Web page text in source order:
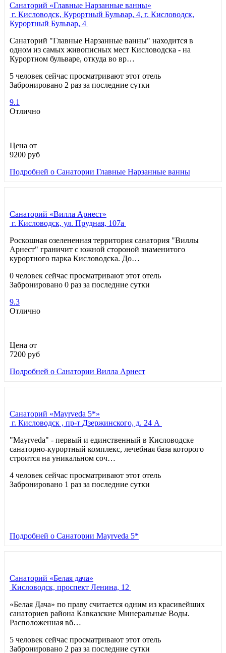
Санаторий «Главные Нарзанные ванны»
г. Кисловодск, Курортный Бульвар, 4, г. Кисловодск,
Курортный Бульвар, 4
Санаторий "Главные Нарзанные ванны" находится в
одном из самых живописных мест Кисловодска - на
Курортном бульваре, откуда во вр…
5 человек сейчас просматривают этот отель
Забронировано 2 раз за последние сутки
9.1
Отлично
Цена от
9200 руб
Подробней о Санатории Главные Нарзанные ванны
Санаторий «Вилла Арнест»
г. Кисловодск, ул. Прудная, 107а
Роскошная озелененная территория санатория "Виллы
Арнест" граничит с южной стороной знаменитого
курортного парка Кисловодска. До…
0 человек сейчас просматривают этот отель
Забронировано 0 раз за последние сутки
9.3
Отлично
Цена от
7200 руб
Подробней о Санатории Вилла Арнест
Санаторий «Mayrveda 5*»
г. Кисловодск , пр-т Дзержинского, д. 24 А
"Mayrveda" - первый и единственный в Кисловодске
санаторно-курортный комплекс, лечебная база которого
строится на уникальном соч…
4 человек сейчас просматривают этот отель
Забронировано 1 раз за последние сутки
Подробней о Санатории Mayrveda 5*
Санаторий «Белая дача»
Кисловодск, проспект Ленина, 12
«Белая Дача» по праву считается одним из красивейших
санаториев района Кавказские Минеральные Воды.
Расположенная вб…
5 человек сейчас просматривают этот отель
Забронировано 2 раз за последние сутки